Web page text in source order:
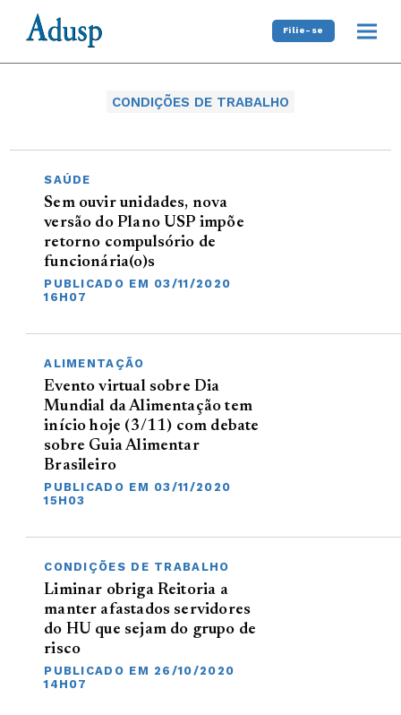
Filie-se
CONDIÇÕES DE TRABALHO
SAÚDE
Sem ouvir unidades, nova
versão do Plano USP impõe
retorno compulsório de
funcionária(o)s
PUBLICADO EM 03/11/2020
16H07
ALIMENTAÇÃO
Evento virtual sobre Dia
Mundial da Alimentação tem
início hoje (3/11) com debate
sobre Guia Alimentar
Brasileiro
PUBLICADO EM 03/11/2020
15H03
CONDIÇÕES DE TRABALHO
Liminar obriga Reitoria a
manter afastados servidores
do HU que sejam do grupo de
risco
PUBLICADO EM 26/10/2020
14H07